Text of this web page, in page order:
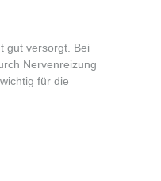
gut versorgt. Bei
Nervenreizung
für die